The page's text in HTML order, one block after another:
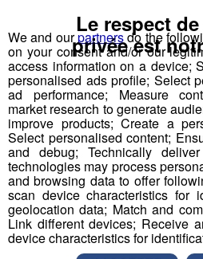
We and ourpartnersdo the
on your consent and/or our
access information on a device;
personalised ads profile; Select
ad performance; Measure
market research to generate
improve products; Create a
Select personalised content;
and debug; Technically
technologies may process
and browsing data to offer
scan device characteristics for
geolocation data; Match and
Link different devices; Receive
device characteristics for
Le respect
privée est